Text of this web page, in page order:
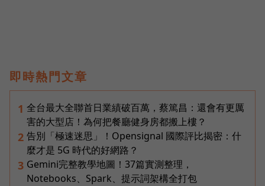
即時熱門文章
1 全台最大全聯首日業績破百萬，蔡篤昌：還會有更厲
害的大型店！為何把餐廳健身房都搬上樓？
2 告別「極速迷思」！Opensignal 國際評比揭密：什
麼才是 5G 時代的好網路？
3 Gemini完整教學地圖！37篇實測整理，
Notebooks、Spark、提示詞架構全打包